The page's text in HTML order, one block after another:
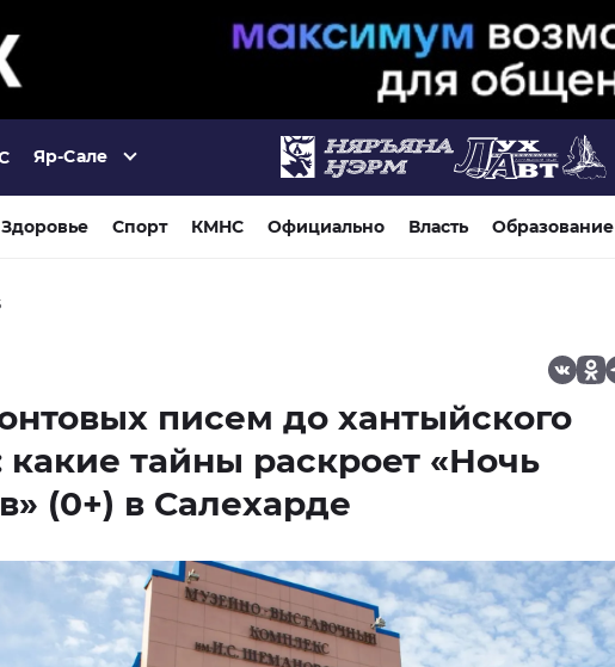
Яр-Сале
Здоровье Спорт КМНС Официально Власть Образование
писем до хантыйского
какие тайны раскроет «Ночь
(0+) в Салехарде